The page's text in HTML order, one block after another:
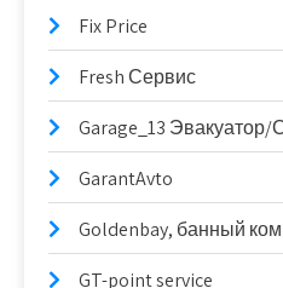
Fix Price
Fresh Сервис
Garage_13
GarantAvto
Goldenbay, банный
GT-point service